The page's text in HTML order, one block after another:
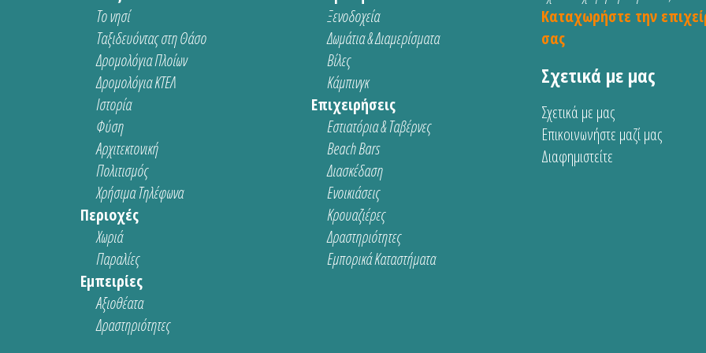
Το νησί
Ταξιδευόντας στη Θάσο
Δρομολόγια Πλοίων
Δρομολόγια ΚΤΕΛ
Ιστορία
Φύση
Αρχιτεκτονική
Πολιτισμός
Χρήσιμα Τηλέφωνα
Περιοχές
Χωριά
Παραλίες
Εμπειρίες
Αξιοθέατα
Δραστηριότητες
Ξενοδοχεία
Δωμάτια & Διαμερίσματα
Βίλες
Κάμπινγκ
Επιχειρήσεις
Εστιατόρια & Ταβέρνες
Beach Bars
Διασκέδαση
Ενοικιάσεις
Κρουαζιέρες
Δραστηριότητες
Εμπορικά Καταστήματα
Καταχωρήστε την
σας
Σχετικά με μας
Σχετικά με μας
Επικοινωνήστε μαζί μας
Διαφημιστείτε